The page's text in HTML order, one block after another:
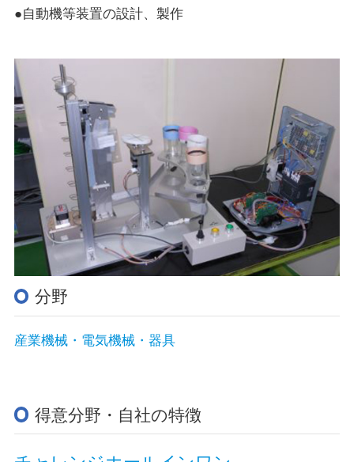
●自動機等装置の設計、製作
分野
産業機械・電気機械・器具
得意分野・自社の特徴